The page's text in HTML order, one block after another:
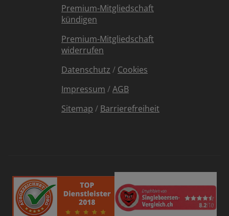
Premium-Mitgliedschaft
kündigen
Premium-Mitgliedschaft
widerrufen
Datenschutz / Cookies
Impressum /AGB
Sitemap / Barrierefreiheit